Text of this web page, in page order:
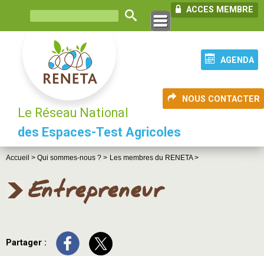
ACCES MEMBRE
AGENDA
NOUS CONTACTER
Le Réseau National
des Espaces-Test Agricoles
Accueil > Qui sommes-nous ? > Les membres du RENETA >
Entrepreneur
Partager :